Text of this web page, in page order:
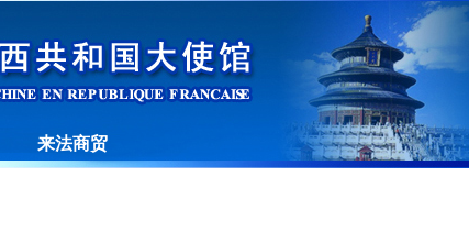
来法商贸